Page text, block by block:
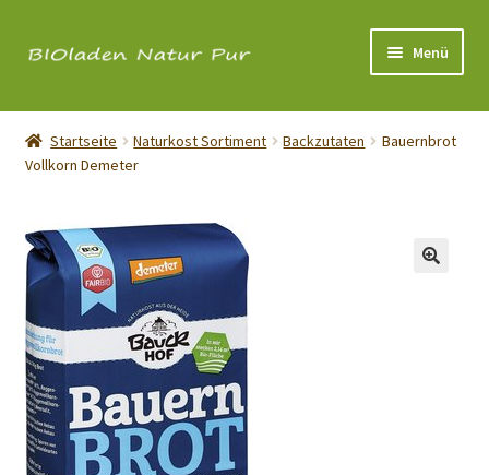
Navigation
Inhalt
Menü
Über uns
Shop
Öffnungszeiten
Kontakt
Impressum
Cookie-Richtlinie (EU)
Startseite Naturkost Sortiment Backzutaten
Bauernbrot
Vollkorn Demeter